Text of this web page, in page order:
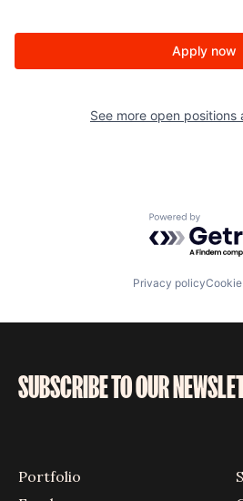
Apply now
See more open positions
Powered by
Privacy policy
SUBSCRIBE TO OUR
Portfolio